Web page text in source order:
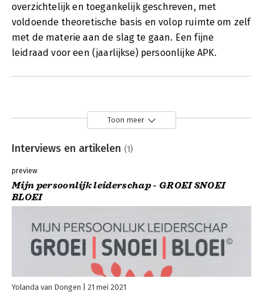
overzichtelijk en toegankelijk geschreven, met
voldoende theoretische basis en volop ruimte om zelf
met de materie aan de slag te gaan. Een fijne
leidraad voor een (jaarlijkse) persoonlijke APK.
Toon meer
Interviews en artikelen (1)
preview
Mijn persoonlijk leiderschap - GROEI SNOEI
BLOEI
Yolanda van Dongen 21 mei 2021